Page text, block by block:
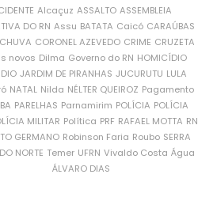
Alcaçuz ASSALTO ASSEMBLEIA
DO RN Assu BATATA Caicó CARAÚBAS
CORONEL AZEVEDO CRIME CRUZETA
novos Dilma Governo do RN HOMICÍDIO
JARDIM DE PIRANHAS JUCURUTU LULA
NATAL Nilda NÉLTER QUEIROZ Pagamento
PARELHAS Parnamirim POLÍCIA POLÍCIA
MILITAR Política PRF RAFAEL MOTTA RN
GERMANO Robinson Faria Roubo SERRA
NORTE Temer UFRN Vivaldo Costa Água
ÁLVARO DIAS